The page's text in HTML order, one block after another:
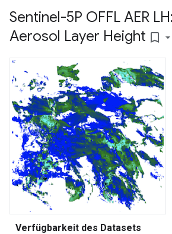
Sentinel-5P OFFL AER
Aerosol Layer Height bookmark_border
Verfügbarkeit des Datasets